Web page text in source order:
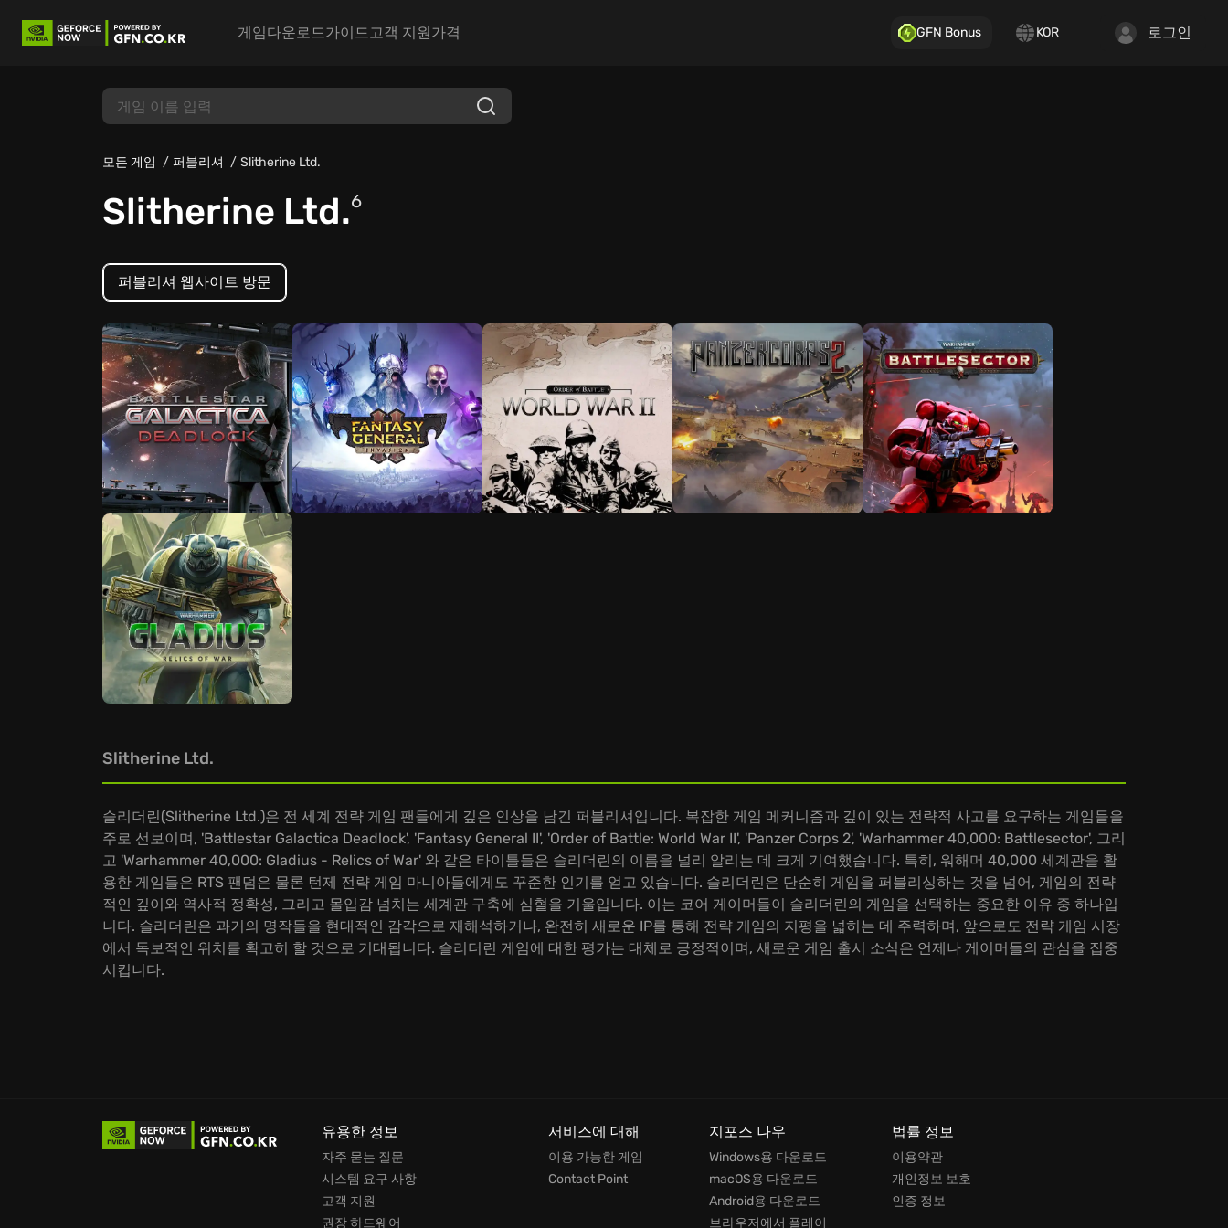
게임다운로드가이드고객 지원가격 GFN Bonus KOR 로그인
모든 게임 퍼블리셔 Slitherine Ltd.
Slitherine Ltd.6
퍼블리셔 웹사이트 방문
Slitherine Ltd.
슬리더린(Slitherine Ltd.)은 전 세계 전략 게임 팬들에게 깊은 인상을 남긴 퍼블리셔입니다. 복잡한 게임 메커니즘과 깊이 있는 전략적 사고를 요구하는 게임들을
주로 선보이며, 'Battlestar Galactica Deadlock', 'Fantasy General II', 'Order of Battle: World War II', 'Panzer Corps 2', 'Warhammer 40,000: Battlesector', 그리
고 'Warhammer 40,000: Gladius - Relics of War' 와 같은 타이틀들은 슬리더린의 이름을 널리 알리는 데 크게 기여했습니다. 특히, 워해머 40,000 세계관을 활
용한 게임들은 RTS 팬덤은 물론 턴제 전략 게임 마니아들에게도 꾸준한 인기를 얻고 있습니다. 슬리더린은 단순히 게임을 퍼블리싱하는 것을 넘어, 게임의 전략
적인 깊이와 역사적 정확성, 그리고 몰입감 넘치는 세계관 구축에 심혈을 기울입니다. 이는 코어 게이머들이 슬리더린의 게임을 선택하는 중요한 이유 중 하나입
니다. 슬리더린은 과거의 명작들을 현대적인 감각으로 재해석하거나, 완전히 새로운 IP를 통해 전략 게임의 지평을 넓히는 데 주력하며, 앞으로도 전략 게임 시장
에서 독보적인 위치를 확고히 할 것으로 기대됩니다. 슬리더린 게임에 대한 평가는 대체로 긍정적이며, 새로운 게임 출시 소식은 언제나 게이머들의 관심을 집중
시킵니다.
유용한 정보
자주 묻는 질문
시스템 요구 사항
고객 지원
권장 하드웨어
서비스에 대해
이용 가능한 게임
Contact Point
지포스 나우
Windows용 다운로드
macOS용 다운로드
Android용 다운로드
브라우저에서 플레이
법률 정보
이용약관
개인정보 보호
인증 정보